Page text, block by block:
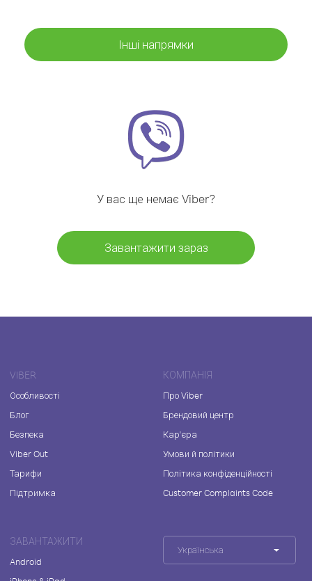
Інші напрямки
У вас ще немає Viber?
Завантажити зараз
VIBER
Особливості
Блог
Безпека
Viber Out
Тарифи
Підтримка
КОМПАНІЯ
Про Viber
Брендовий центр
Кар'єра
Умови й політики
Політика конфіденційності
Customer Complaints Code
ЗАВАНТАЖИТИ
Android
Українська